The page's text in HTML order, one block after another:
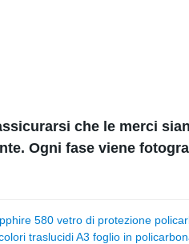
che le merci
Ogni fase viene
580 vetro di protezione
traslucidi A3 foglio in